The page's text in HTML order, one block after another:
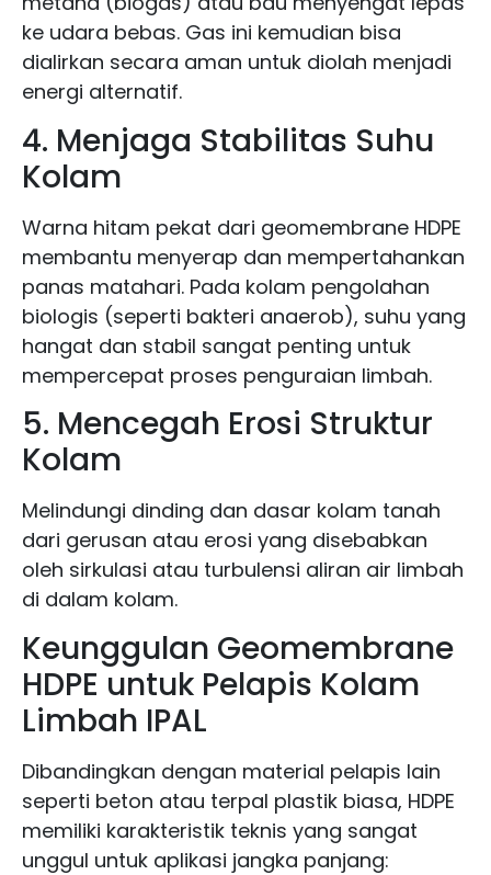
ke udara bebas. Gas ini kemudian bisa
dialirkan secara aman untuk diolah menjadi
energi alternatif.
4. Menjaga Stabilitas Suhu
Kolam
Warna hitam pekat dari geomembrane HDPE
membantu menyerap dan mempertahankan
panas matahari. Pada kolam pengolahan
biologis (seperti bakteri anaerob), suhu yang
hangat dan stabil sangat penting untuk
mempercepat proses penguraian limbah.
5. Mencegah Erosi Struktur
Kolam
Melindungi dinding dan dasar kolam tanah
dari gerusan atau erosi yang disebabkan
oleh sirkulasi atau turbulensi aliran air limbah
di dalam kolam.
Keunggulan Geomembrane
HDPE untuk Pelapis Kolam
Limbah IPAL
Dibandingkan dengan material pelapis lain
seperti beton atau terpal plastik biasa, HDPE
memiliki karakteristik teknis yang sangat
unggul untuk aplikasi jangka panjang: